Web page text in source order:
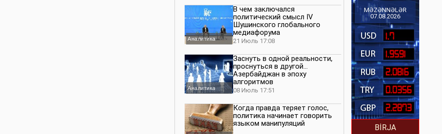
Аналитика
В чем заключался
политический смысл IV
Шушинского глобального
медиафорума
21 Июль 17:08
Аналитика
Заснуть в одной реальности,
проснуться в другой…
Азербайджан в эпоху
алгоритмов
08 Июль 17:51
Когда правда теряет голос,
политика начинает говорить
языком манипуляций
MƏZƏNNƏLƏR
07.08.2026
1.7
1.9591
2.0816
0.0356
2.2873
BİRJA